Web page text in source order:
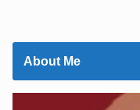
About Me